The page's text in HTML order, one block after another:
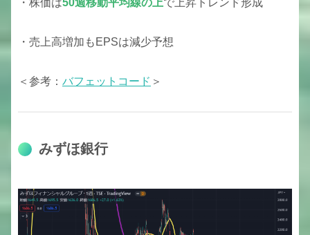
・株価は50週移動平均線の上で上昇トレンド形成
・売上高増加もEPSは減少予想
＜参考： バフェットコード ＞
みずほ銀行